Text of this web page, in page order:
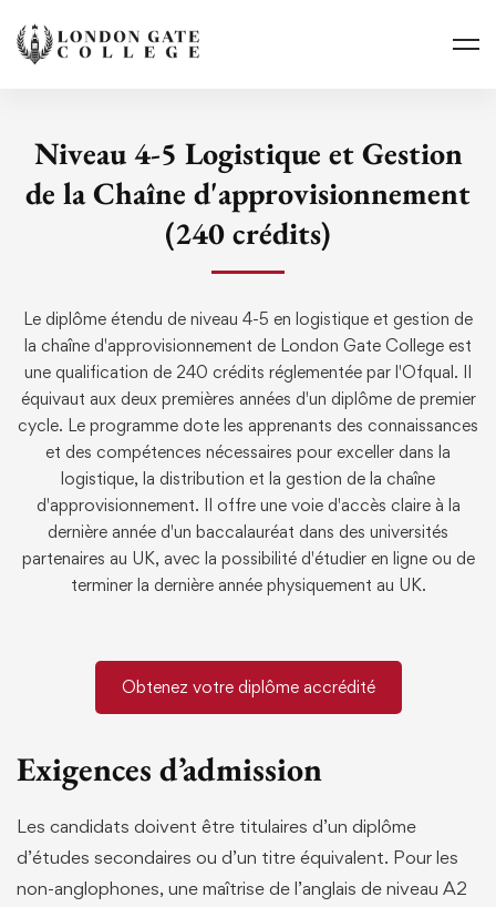
Niveau 4-5 Logistique et Gestion
de la Chaîne d'approvisionnement
(240 crédits)
Le diplôme étendu de niveau 4-5 en logistique et gestion de
la chaîne d'approvisionnement de London Gate College est
une qualification de 240 crédits réglementée par l'Ofqual. Il
équivaut aux deux premières années d'un diplôme de premier
cycle. Le programme dote les apprenants des connaissances
et des compétences nécessaires pour exceller dans la
logistique, la distribution et la gestion de la chaîne
d'approvisionnement. Il offre une voie d'accès claire à la
dernière année d'un baccalauréat dans des universités
partenaires au UK, avec la possibilité d'étudier en ligne ou de
terminer la dernière année physiquement au UK.
Obtenez votre diplôme accrédité
Exigences d’admission
Les candidats doivent être titulaires d’un diplôme
d’études secondaires ou d’un titre équivalent. Pour les
non-anglophones, une maîtrise de l’anglais de niveau A2